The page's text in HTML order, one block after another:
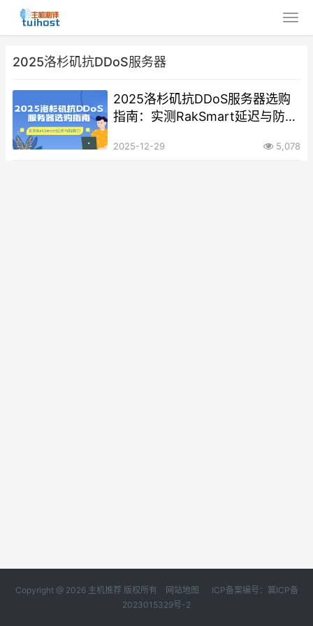
2025洛杉矶抗DDoS服务器
2025洛杉矶抗DDoS服务器选购
指南：实测RakSmart延迟与防御
2025-12-29 5,078
Copyright @ 2026 主机推荐 版权所有 网站地图
ICP备案编号：冀ICP备
2023015329号-2